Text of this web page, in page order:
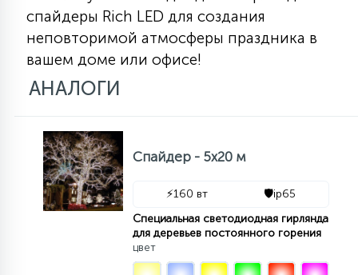
С УПРАВЛЕНИЕМ
АКСЕССУАРЫ
спайдеры Rich LED для создания
неповторимой атмосферы праздника в
вашем доме или офисе!
АНАЛОГИ
Спайдер - 5х20 м
⚡160 вт 🛡️ip65
Специальная светодиодная гирлянда
для деревьев постоянного горения
цвет